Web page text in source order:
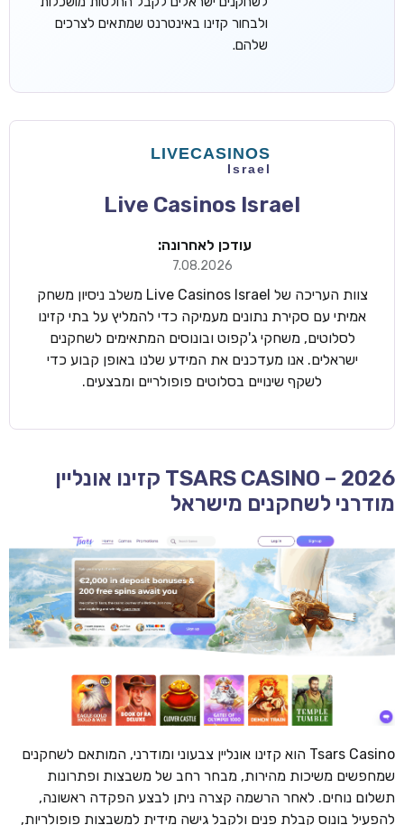
ולבחור קזינו באינטרנט שמתאים לצרכים
שלהם.
Live Casinos Israel
עודכן לאחרונה:
7.08.2026
צוות העריכה של Live Casinos Israel משלב ניסיון משחק
אמיתי עם סקירת נתונים מעמיקה כדי להמליץ על בתי קזינו
לסלוטים, משחקי ג'קפוט ובונוסים המתאימים לשחקנים
ישראלים. אנו מעדכנים את המידע שלנו באופן קבוע כדי
לשקף שינויים בסלוטים פופולריים ומבצעים.
TSARS CASINO – 2026 קזינו אונליין
מודרני לשחקנים מישראל
Tsars Casino הוא קזינו אונליין צבעוני ומודרני, המותאם לשחקנים
שמחפשים משיכות מהירות, מבחר רחב של משבצות ופתרונות
תשלום נוחים. לאחר הרשמה קצרה ניתן לבצע הפקדה ראשונה,
להפעיל בונוס קבלת פנים ולקבל גישה מידית למשבצות פופולריות,